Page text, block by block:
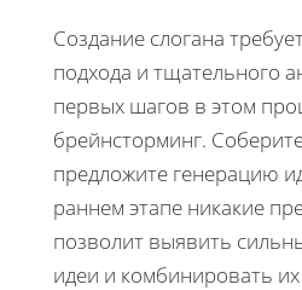
Создание слогана
подхода и тщательного
первых шагов в этом
брейнсторминг.
предложите генерацию
раннем этапе никакие
позволит выявить
идеи и комбинировать